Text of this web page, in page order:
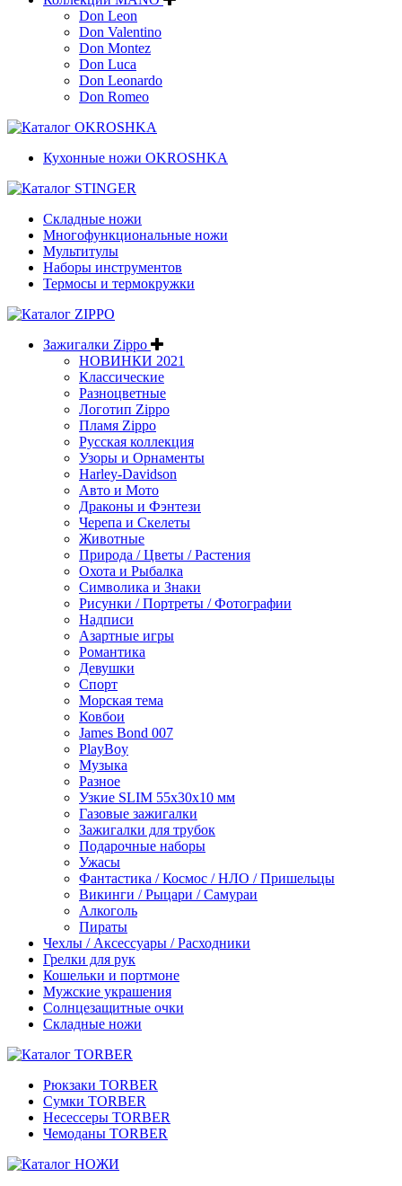
Don Leon
Don Valentino
Don Montez
Don Luca
Don Leonardo
Don Romeo
Кухонные ножи OKROSHKA
Складные ножи
Многофункциональные ножи
Мультитулы
Наборы инструментов
Термосы и термокружки
Зажигалки Zippo
НОВИНКИ 2021
Классические
Разноцветные
Логотип Zippo
Пламя Zippo
Русская коллекция
Узоры и Орнаменты
Harley-Davidson
Авто и Мото
Драконы и Фэнтези
Черепа и Скелеты
Животные
Природа / Цветы / Растения
Охота и Рыбалка
Символика и Знаки
Рисунки / Портреты / Фотографии
Надписи
Азартные игры
Романтика
Девушки
Спорт
Морская тема
Ковбои
James Bond 007
PlayBoy
Музыка
Разное
Узкие SLIM 55x30x10 мм
Газовые зажигалки
Зажигалки для трубок
Подарочные наборы
Ужасы
Фантастика / Космос / НЛО / Пришельцы
Викинги / Рыцари / Самураи
Алкоголь
Пираты
Чехлы / Аксессуары / Расходники
Грелки для рук
Кошельки и портмоне
Мужские украшения
Солнцезащитные очки
Складные ножи
Рюкзаки TORBER
Сумки TORBER
Несессеры TORBER
Чемоданы TORBER